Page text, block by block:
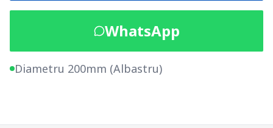
WhatsApp
Diametru 200mm (Albastru)